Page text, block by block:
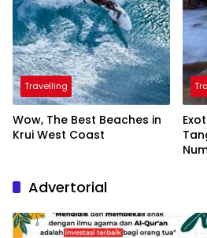
Travelling
Wow, The Best Beaches in
Krui West Coast
Advertorial